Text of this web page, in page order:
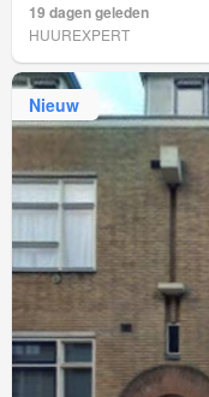
19 dagen geleden
HUUREXPERT
Nieuw